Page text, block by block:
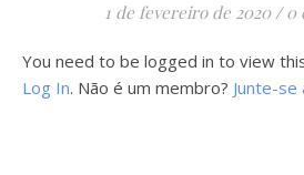
1 de fevereiro de 2020 / 0
You need to be logged in to view
Log In. Não é um membro? Junte-se